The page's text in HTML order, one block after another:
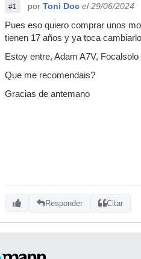
#1 por Toni Doc el 29/06/2024
Pues eso quiero comprar unos
tienen 17 años y ya toca
Estoy entre, Adam A7V,
Que me recomendais?
Gracias de antemano
Responder Citar